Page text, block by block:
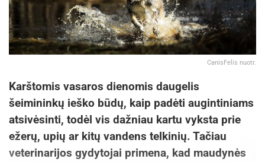
CanisFelis nuotr.
Karštomis vasaros dienomis daugelis
šeimininkų ieško būdų, kaip padėti augintiniams
atsivėsinti, todėl vis dažniau kartu vyksta prie
ežerų, upių ar kitų vandens telkinių. Tačiau
veterinarijos gydytojai primena, kad maudynės